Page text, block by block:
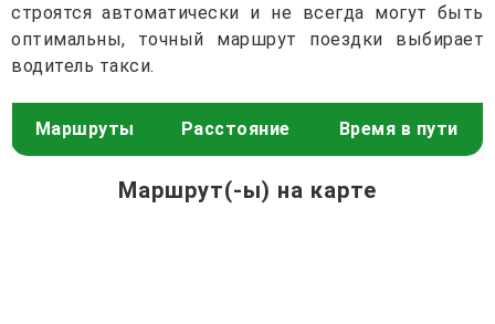
строятся автоматически и не всегда могут быть
оптимальны, точный маршрут поездки выбирает
водитель такси.
Маршруты Расстояние Время в пути
Маршрут(-ы) на карте